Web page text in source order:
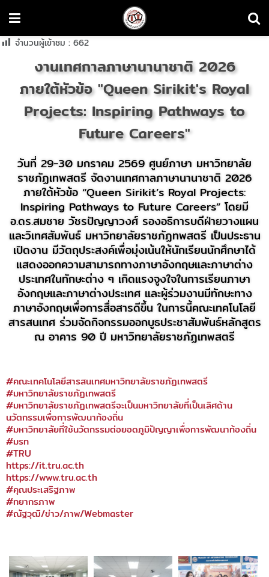
จำนวนผู้เข้าชม : 662
งานเทศกาลภาษานานาชาติ 2026
ภายใต้หัวข้อ "Queen Sirikit's Royal
Projects: Inspiring Pathways to
Future Careers"
วันที่ 29-30 มกราคม 2569 ศูนย์ภาษา มหาวิทยาลัย
ราชภัฏเทพสตรี จัดงานเทศกาลภาษานานาชาติ 2026
ภายใต้หัวข้อ “Queen Sirikit’s Royal Projects:
Inspiring Pathways to Future Careers” โดยมี
อ.ดร.สมชาย วัชรปัญญาวงศ์ รองอธิการบดีฝ่ายวางแผน
และวิเทศสัมพันธ์ มหาวิทยาลัยราชภัฏทพสตรี เป็นประธาน
เปิดงาน มีวัตถุประสงค์เพื่อมุ่งเน้นให้นักเรียนนักศึกษาได้
แสดงออกความสามารถทางภาษาอังกฤษและภาษาต่าง
ประเทศในทักษะต่าง ๆ เกิดแรงจูงใจในการเรียนภาษา
อังกฤษและภาษาต่างประเทศ และผู้ร่วมงานมีทักษะทาง
ภาษาอังกฤษเพื่อการสื่อสารดีขึ้น ในการนี้คณะเทคโนโลยี
สารสนเทศ ร่วมจัดกิจกรรมออกบูธประชาสัมพันธ์หลักสูตร
ณ อาคาร 90 ปี มหาวิทยาลัยราชภัฏเทพสตรี
#คณะเทคโนโลยีสารสนเทศมหาวิทยาลัยราชภัฏเทพสตรี
#มหาวิทยาลัยราชภัฏเทพสตรี
#มหาวิทยาลัยราชภัฏเทพสตรีจะเป็นมหาวิทยาลัยที่เป็นเลิศด้าน
นวัตกรรมเพื่อการพัฒนาท้องถิ่น
#มหาวิทยาลัยที่ใช้นวัตกรรมต่อยอดภูมิปัญญาเพื่อการพัฒนาท้องถิ่น
#มรท
#TRU
https://it.tru.ac.th
https://www.tru.ac.th
#คุณประเสริฐภาพ
#ทยากรภาพ
#ณัฐวุฒิ/ข่าว/ภาพ/Webmaster